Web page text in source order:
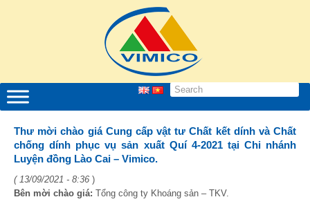
Thư mời chào giá Cung cấp vật tư Chất kết dính và Chất
chống dính phục vụ sản xuất Quí 4-2021 tại Chi nhánh
Luyện đồng Lào Cai – Vimico.
( 13/09/2021 - 8:36 )
Bên mời chào giá: Tổng công ty Khoáng sản – TKV.